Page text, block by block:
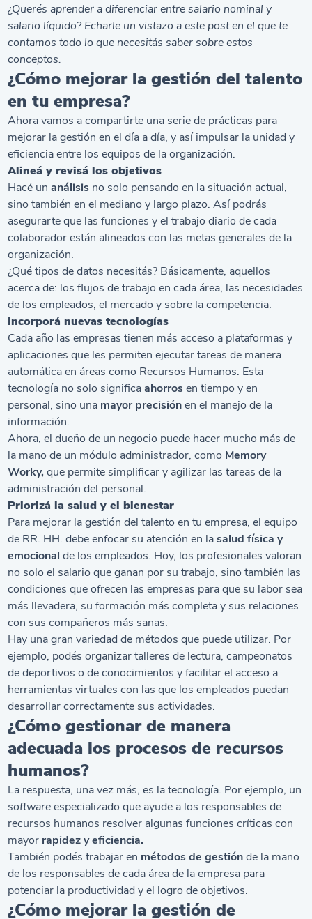
¿Querés aprender a diferenciar entresalario nominal y
salario líquido? Echarle un vistazo a este post en el que te
contamos todo lo que necesitás saber sobre estos
conceptos.
¿Cómo mejorar la gestión del talento
en tu empresa?
Ahora vamos a compartirte una serie de prácticas para
mejorar la gestión en el día a día, y así impulsar la unidad y
eficiencia entre los equipos de la organización.
Alineá y revisá los objetivos
Hacé unanálisis no solo pensando en la situación actual,
sino también en el mediano y largo plazo. Así podrás
asegurarte que las funciones y el trabajo diario de cada
colaborador están alineados con las metas generales de la
organización.
¿Qué tipos de datos necesitás? Básicamente, aquellos
acerca de: los flujos de trabajo en cada área, las necesidades
de los empleados, el mercado y sobre la competencia.
Incorporá nuevas tecnologías
Cada año las empresas tienen más acceso a plataformas y
aplicaciones que les permiten ejecutar tareas de manera
automática en áreas como Recursos Humanos. Esta
tecnología no solo significaahorrosen tiempo y en
personal, sino una mayor precisiónen el manejo de la
información.
Ahora, el dueño de un negocio puede hacer mucho más de
la mano de un módulo administrador, como Memory
Worky, que permite simplificar y agilizar las tareas de la
administración del personal.
Priorizá la salud y el bienestar
Para mejorar la gestión del talento en tu empresa, el equipo
de RR. HH. debe enfocar su atención en lasalud física y
emocional de los empleados. Hoy, los profesionales valoran
no solo el salario que ganan por su trabajo, sino también las
condiciones que ofrecen las empresas para que su labor sea
más llevadera, su formación más completa y sus relaciones
con sus compañeros más sanas.
Hay una gran variedad de métodos que puede utilizar. Por
ejemplo, podés organizar talleres de lectura, campeonatos
de deportivos o de conocimientos y facilitar el acceso a
herramientas virtuales con las que los empleados puedan
desarrollar correctamente sus actividades.
¿Cómo gestionar de manera
adecuada los procesos de recursos
humanos?
La respuesta, una vez más, es la tecnología. Por ejemplo, un
softwareespecializado que ayude a los responsables de
recursos humanos resolver algunas funciones críticas con
mayor rapidez y eficiencia.
También podés trabajar en métodos de gestiónde la mano
de los responsables de cada área de la empresa para
potenciar la productividad y el logro de objetivos.
¿Cómo mejorar la gestión de